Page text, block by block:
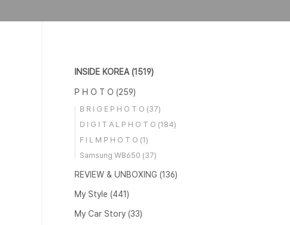
INSIDE KOREA (1519)
P H O T O (259)
B R I G E P H O T O (37)
D I G I T A L P H O T O (184)
F I L M P H O T O (1)
Samsung WB650 (37)
REVIEW & UNBOXING (136)
My Style (441)
My Car Story (33)